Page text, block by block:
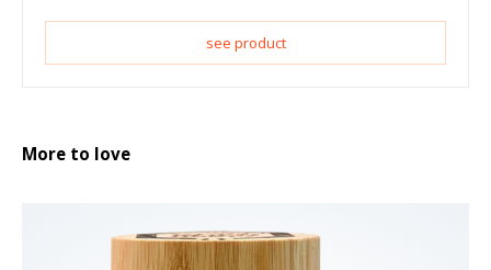
see product
More to love